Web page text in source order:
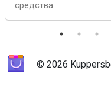
средства
© 2026